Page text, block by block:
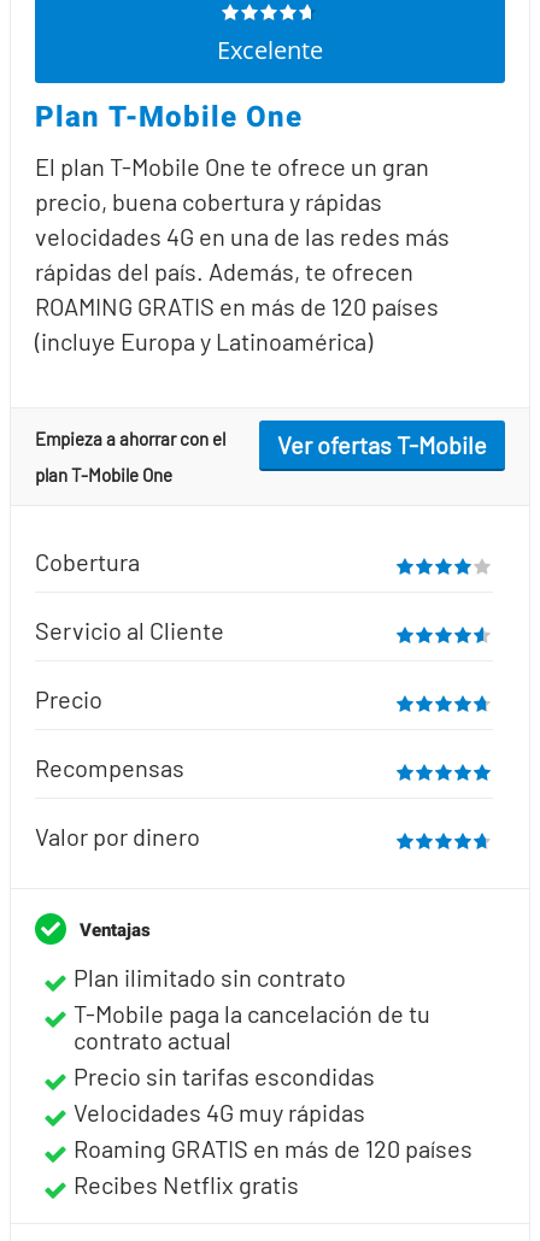
Excelente
Plan T-Mobile One
El plan T-Mobile One te ofrece un gran
precio, buena cobertura y rápidas
velocidades 4G en una de las redes más
rápidas del país. Además, te ofrecen
ROAMING GRATIS en más de 120 países
(incluye Europa y Latinoamérica)
Ver ofertas T-Mobile
Empieza a ahorrar con el
plan T-Mobile One
Cobertura
Servicio al Cliente
Precio
Recompensas
Valor por dinero
Ventajas
Plan ilimitado sin contrato
T-Mobile paga la cancelación de tu
contrato actual
Precio sin tarifas escondidas
Velocidades 4G muy rápidas
Roaming GRATIS en más de 120 países
Recibes Netflix gratis